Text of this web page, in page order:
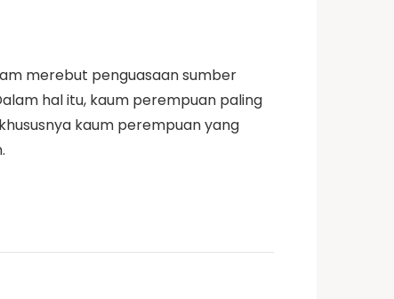
merebut penguasaan sumber
hal itu, kaum perempuan paling
kaum perempuan yang